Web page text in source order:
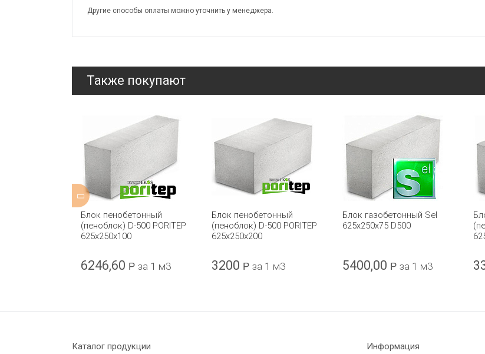
Другие способы оплаты можно уточнить у менеджера.
Также покупают
Блок пенобетонный
(пеноблок) D-500 PORITEP
625х250х100
6246,60 Р за 1 м3
Блок пенобетонный
(пеноблок) D-500 PORITEP
625х250х200
3200 Р за 1 м3
Блок газобетонный Sel
625x250x75 D500
5400,00 Р за 1 м3
Каталог продукции Информация